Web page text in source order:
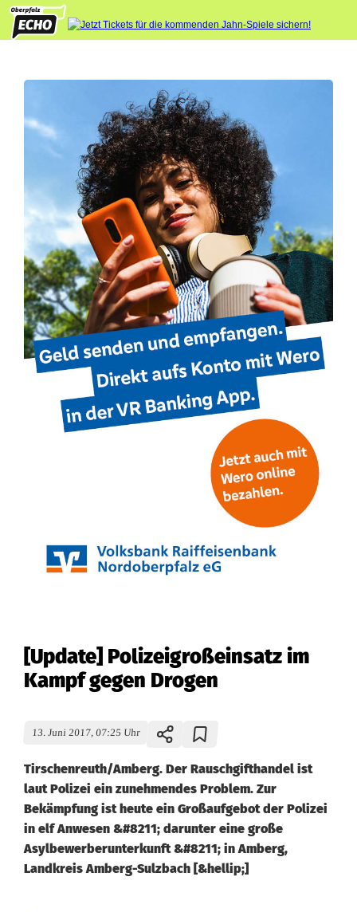
[Update] Polizeigroßeinsatz im
Kampf gegen Drogen
13. Juni 2017, 07:25 Uhr
Tirschenreuth/Amberg. Der Rauschgifthandel ist
laut Polizei ein zunehmendes Problem. Zur
Bekämpfung ist heute ein Großaufgebot der Polizei
in elf Anwesen &#8211; darunter eine große
Asylbewerberunterkunft &#8211; in Amberg,
Landkreis Amberg-Sulzbach [&hellip;]